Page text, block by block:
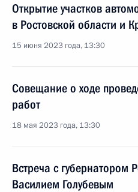
Открытие участков
в Ростовской области и
15 июня 2023 года, 13:30
Совещание о ходе
работ
18 мая 2023 года, 13:30
Встреча с губернатором
Василием Голубевым